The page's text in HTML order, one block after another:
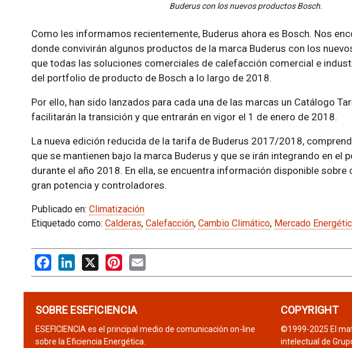
Buderus con los nuevos productos Bosch.
Como les informamos recientemente, Buderus ahora es Bosch. Nos
donde convivirán algunos productos de la marca Buderus con los
que todas las soluciones comerciales de calefacción comercial e
del portfolio de producto de Bosch a lo largo de 2018.
Por ello, han sido lanzados para cada una de las marcas un Catálogo
facilitarán la transición y que entrarán en vigor el 1 de enero de 2018.
La nueva edición reducida de la tarifa de Buderus 2017/2018,
que se mantienen bajo la marca Buderus y que se irán integrando en el
durante el año 2018. En ella, se encuentra información disponible sobre
gran potencia y controladores.
Publicado en: Climatización
Etiquetado como: Calderas, Calefacción, Cambio Climático, Mercado
FacebookLinkedIn
X PinterestEmail
SOBRE ESEFICIENCIA
ESEFICIENCIA es el principal medio de comunicación on-line
sobre la Eficiencia Energética.
COPYRIGHT
©1999-2025 El
intelectual de